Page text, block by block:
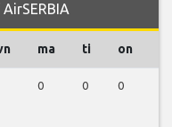
ma ti on
0 0 0